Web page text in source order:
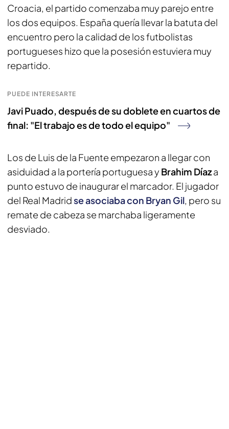
Croacia, el partido comenzaba muy parejo entre
los dos equipos. España quería llevar la batuta del
encuentro pero la calidad de los futbolistas
portugueses hizo que la posesión estuviera muy
repartido.
PUEDE INTERESARTE
Javi Puado, después de su doblete en cuartos de
final: "El trabajo es de todo el equipo"
Los de Luis de la Fuente empezaron a llegar con
asiduidad a la portería portuguesa y Brahim Díaza
punto estuvo de inaugurar el marcador. El jugador
del Real Madridse asociaba con Bryan Gil, pero su
remate de cabeza se marchaba ligeramente
desviado.